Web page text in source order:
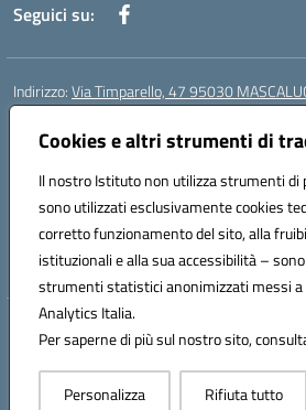
Cookies e altri strumenti di
Il nostro Istituto non utilizza strumenti di
sono utilizzati esclusivamente cookies
corretto funzionamento del sito, alla
istituzionali e alla sua accessibilità –
strumenti statistici anonimizzati messi a
Analytics Italia.
Per saperne di più sul nostro sito,
Personalizza Rifiuta tutto
Seguici su:
Indirizzo:Via Timparello, 47 95030
Centralino:
Posta elettronica certificata (PEC):
Codice fiscale: 93238350875
Codice meccanografico:ctic8bc002
Codice Indice delle Pubbliche
Codice unico di fatturazione (CUF): 2PO2JW
Hosting & Powered by 3D
Concept & Design by